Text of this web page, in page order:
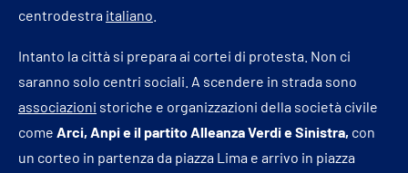
centrodestra italiano
Intanto la città si prepara ai cortei di protesta. Non ci
saranno solo centri sociali. A scendere in strada sono
associazioni storiche e organizzazioni della società civile
come Arci, Anpi e il partito Alleanza Verdi e Sinistra, con
un corteo in partenza da piazza Lima e arrivo in piazza